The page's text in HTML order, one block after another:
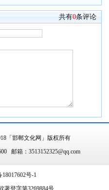
共有0条评论
「邯郸文化网」版权所有
邮箱：3513152325@qq.com
18017602号-1
著登字第3269884号